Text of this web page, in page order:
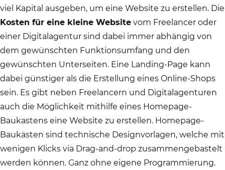
viel Kapital ausgeben, um eine Website zu erstellen. Die
Kosten für eine kleine Website vom Freelancer oder
einer Digitalagentur sind dabei immer abhängig von
dem gewünschten Funktionsumfang und den
gewünschten Unterseiten. Eine Landing-Page kann
dabei günstiger als die Erstellung eines Online-Shops
sein. Es gibt neben Freelancern und Digitalagenturen
auch die Möglichkeit mithilfe eines Homepage-
Baukastens eine Website zu erstellen. Homepage-
Baukästen sind technische Designvorlagen, welche mit
wenigen Klicks via Drag-and-drop zusammengebastelt
werden können. Ganz ohne eigene Programmierung.